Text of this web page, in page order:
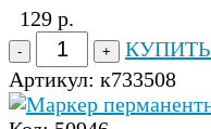
129 р.
КУПИТЬ
Артикул: к733508